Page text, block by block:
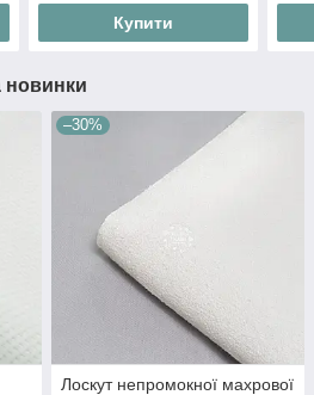
Купити
новинки
–30%
Лоскут непромокної махрової